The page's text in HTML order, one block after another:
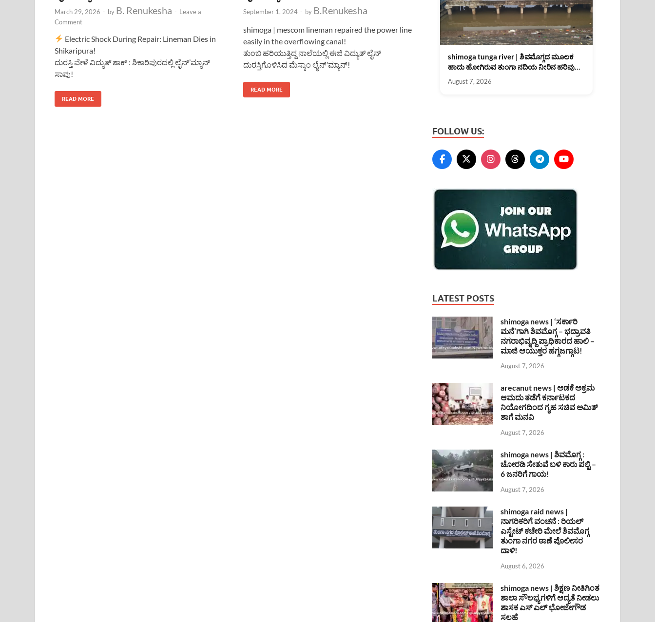
March 29, 2026 - by B. Renukesha - Leave a
Comment
Electric Shock During Repair: Lineman Dies in
Shikaripura!
ದುರಸ್ತಿ ವೇಳೆ ವಿದ್ಯುತ್ ಶಾಕ್ : ಶಿಕಾರಿಪುರದಲ್ಲಿ ಲೈನ್’ಮ್ಯಾನ್
ಸಾವು!
READ MORE
September 1, 2024 - by B.Renukesha
shimoga | mescom lineman repaired the power line
easily in the overflowing canal!
ತುಂಬಿ ಹರಿಯುತ್ತಿದ್ದ ನಾಲೆಯಲ್ಲಿ ಈಜಿ ವಿದ್ಯುತ್ ಲೈನ್
ದುರಸ್ತಿಗೊಳಿಸಿದ ಮೆಸ್ಕಾಂ ಲೈನ್’ಮ್ಯಾನ್!
READ MORE
shimoga tunga river | ಶಿವಮೊಗ್ಗದ ಮೂಲಕ
ಹಾದು ಹೋಗಿರುವ ತುಂಗಾ ನದಿಯ ನೀರಿನ ಹರಿವು
August 7, 2026
FOLLOW US:
LATEST POSTS
shimoga news | ‘ಸರ್ಕಾರಿ
ಮನೆ’ಗಾಗಿ ಶಿವಮೊಗ್ಗ – ಭದ್ರಾವತಿ
ನಗರಾಭಿವೃದ್ದಿ ಪ್ರಾಧಿಕಾರದ ಹಾಲಿ –
ಮಾಜಿ ಆಯುಕ್ತರ ಹಗ್ಗಜಗ್ಗಾಟ!
August 7, 2026
arecanut news | ಅಡಕೆ ಅಕ್ರಮ
ಆಮದು ತಡೆಗೆ ಕರ್ನಾಟಕದ
ನಿಯೋಗದಿಂದ ಗೃಹ ಸಚಿವ ಅಮಿತ್
ಶಾಗೆ ಮನವಿ
August 7, 2026
shimoga news | ಶಿವಮೊಗ್ಗ :
ಚೋರಡಿ ಸೇತುವೆ ಬಳಿ ಕಾರು ಪಲ್ಟಿ –
6 ಜನರಿಗೆ ಗಾಯ!
August 7, 2026
shimoga raid news |
ನಾಗರಿಕರಿಗೆ ವಂಚನೆ : ರಿಯಲ್
ಎಸ್ಟೇಟ್ ಕಚೇರಿ ಮೇಲೆ ಶಿವಮೊಗ್ಗ
ತುಂಗಾ ನಗರ ಠಾಣೆ ಪೊಲೀಸರ
ದಾಳಿ!
August 6, 2026
shimoga news | ಶಿಕ್ಷಣ ನೀತಿಗಿಂತ
ಶಾಲಾ ಸೌಲಭ್ಯಗಳಿಗೆ ಆದ್ಯತೆ ನೀಡಲು
ಶಾಸಕ ಎಸ್ ಎಲ್ ಭೋಜೇಗೌಡ
ಸಲಹೆ